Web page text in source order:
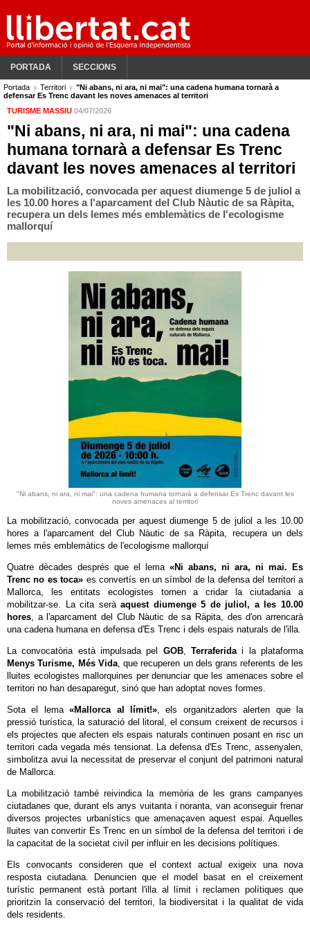
PORTADA SECCIONS
Portada Territori
"Ni abans, ni ara, ni mai": una cadena humana tornarà a
defensar Es Trenc davant les noves amenaces al territori
TURISME MASSIU 04/07/2026
"Ni abans, ni ara, ni mai": una cadena
humana tornarà a defensar Es Trenc
davant les noves amenaces al territori
La mobilització, convocada per aquest diumenge 5 de juliol a
les 10.00 hores a l'aparcament del Club Nàutic de sa Ràpita,
recupera un dels lemes més emblemàtics de l'ecologisme
mallorquí
"Ni abans, ni ara, ni mai": una cadena humana tornarà a defensar Es Trenc davant les
noves amenaces al territori
La mobilització, convocada per aquest diumenge 5 de juliol a les 10.00
hores a l'aparcament del Club Nàutic de sa Ràpita, recupera un dels
lemes més emblemàtics de l'ecologisme mallorquí
Quatre dècades després que el lema «Ni abans, ni ara, ni mai. Es
Trenc no es toca» es convertís en un símbol de la defensa del territori a
Mallorca, les entitats ecologistes tornen a cridar la ciutadania a
mobilitzar-se. La cita seràaquest diumenge 5 de juliol, a les 10.00
hores, a l'aparcament del Club Nàutic de sa Ràpita, des d'on arrencarà
una cadena humana en defensa d'Es Trenc i dels espais naturals de l'illa.
La convocatòria està impulsada pel GOB,Terraferidai la plataforma
Menys Turisme, Més Vida, que recuperen un dels grans referents de les
lluites ecologistes mallorquines per denunciar que les amenaces sobre el
territori no han desaparegut, sinó que han adoptat noves formes.
Sota el lema«Mallorca al límit!», els organitzadors alerten que la
pressió turística, la saturació del litoral, el consum creixent de recursos i
els projectes que afecten els espais naturals continuen posant en risc un
territori cada vegada més tensionat. La defensa d'Es Trenc, assenyalen,
simbolitza avui la necessitat de preservar el conjunt del patrimoni natural
de Mallorca.
La mobilització també reivindica la memòria de les grans campanyes
ciutadanes que, durant els anys vuitanta i noranta, van aconseguir frenar
diversos projectes urbanístics que amenaçaven aquest espai. Aquelles
lluites van convertir Es Trenc en un símbol de la defensa del territori i de
la capacitat de la societat civil per influir en les decisions polítiques.
Els convocants consideren que el context actual exigeix una nova
resposta ciutadana. Denuncien que el model basat en el creixement
turístic permanent està portant l'illa al límit i reclamen polítiques que
prioritzin la conservació del territori, la biodiversitat i la qualitat de vida
dels residents.